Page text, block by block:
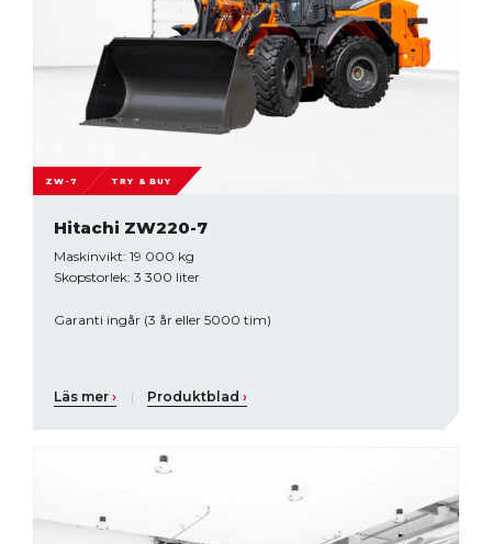
ZW-7 TRY & BUY
Hitachi ZW220-7
Maskinvikt: 19 000 kg
Skopstorlek: 3 300 liter
Garanti ingår (3 år eller 5000 tim)
Läs mer › | Produktblad›